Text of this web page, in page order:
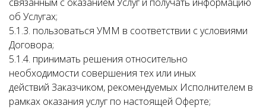
об Услугах;
5.1.3. пользоваться УММ в соответствии с условиями
Договора;
5.1.4. принимать решения относительно
необходимости совершения тех или иных
действий Заказчиком, рекомендуемых Исполнителем в
рамках оказания услуг по настоящей Оферте;